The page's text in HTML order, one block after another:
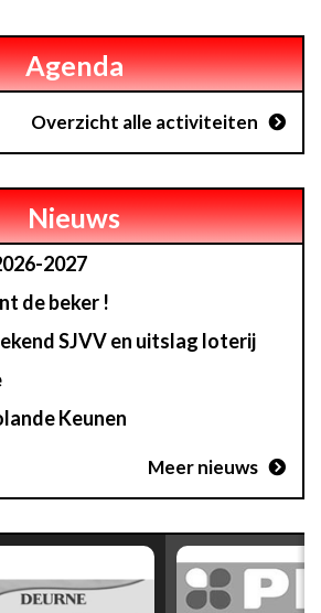
Agenda
Overzicht alle activiteiten
Nieuws
2027
de beker !
SJVV en uitslag loterij
Keunen
Meer nieuws